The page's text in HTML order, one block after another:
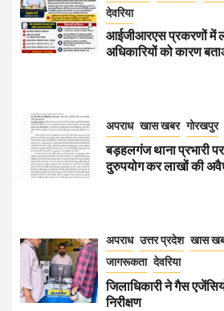
देवरिया
आईजीआरएस प्रकरणों में
अधिकारियों को कारण
अपराध खास खबर गोरखपुर
बड़हलगंज थाना प्रभारी
दुरुपयोग कर लाखों की
अपराध उत्तर प्रदेश खास
जागरूकता देवरिया
जिलाधिकारी ने गैस
निरीक्षण